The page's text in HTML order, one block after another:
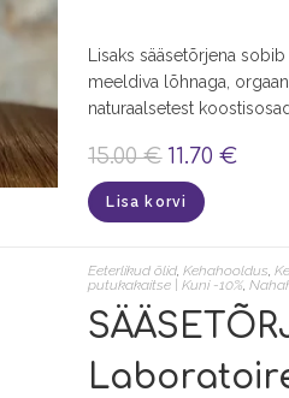
Lisaks sääsetõrjena
meeldiva lõhnaga,
naturaalsetest
15.00€ 11.70€
Lisa korvi
Eeterlikud õlid ,Kehahooldus ,
putukakaitse | Kuni -10% ,